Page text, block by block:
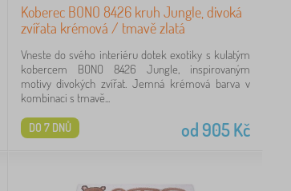
Koberec BONO 8426 kruh Jungle, divoká
zvířata krémová / tmavě zlatá
Vneste do svého interiéru dotek exotiky s kulatým
kobercem BONO 8426 Jungle, inspirovaným
motivy divokých zvířat. Jemná krémová barva v
kombinaci s tmavě...
od 905Kč
DO 7 DNŮ